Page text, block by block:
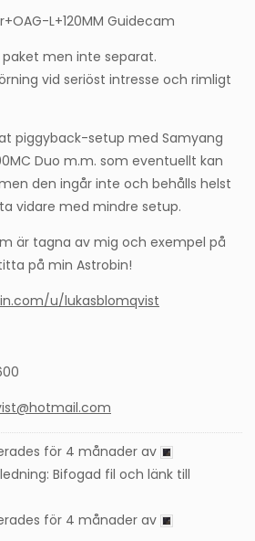
L+120MM Guidecam
men inte separat.
vid seriöst intresse och rimligt
piggyback-setup med Samyang
Duo m.m. som eventuellt kan
den ingår inte och behålls helst
vidare med mindre setup.
är tagna av mig och exempel på
på min Astrobin!
u/lukasblomqvist
för 4 månader av
Bifogad fil och länk till
för 4 månader av